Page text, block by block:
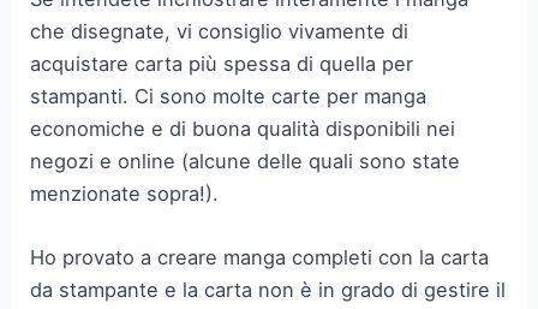
che disegnate, vi consiglio vivamente di
acquistare carta più spessa di quella per
stampanti. Ci sono molte carte per manga
economiche e di buona qualità disponibili nei
negozi e online (alcune delle quali sono state
menzionate sopra!).
Ho provato a creare manga completi con la carta
da stampante e la carta non è in grado di gestire il